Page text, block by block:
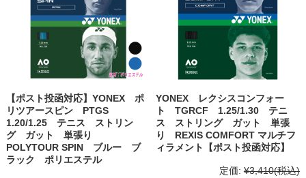
【ポスト投函対応】YONEX ポ
リツアースピン PTGS
1.20/1.25 テニス ストリン
グ ガット 単張り
POLYTOUR SPIN ブルー ブ
ラック ポリエステル
YONEX レクシスコンフォー
ト TGRCF 1.25/1.30 テニ
ス ストリング ガット 単張
り REXIS COMFORT マルチフ
ィラメント【ポスト投函対応】
定価: ¥3,410(税込)